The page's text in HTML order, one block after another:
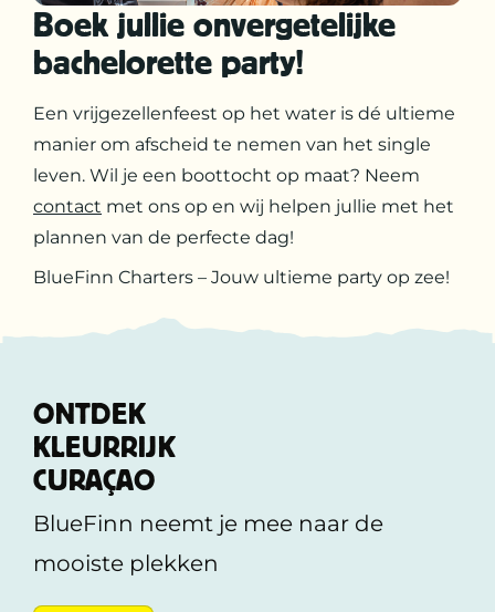
Boek jullie onvergetelijke
bachelorette party!
Een vrijgezellenfeest op het water is dé ultieme
manier om afscheid te nemen van het single
leven. Wil je een boottocht op maat? Neem
contact met ons op en wij helpen jullie met het
plannen van de perfecte dag!
BlueFinn Charters – Jouw ultieme party op zee!
ONTDEK
KLEURRIJK
CURAÇAO
BlueFinn neemt je mee naar de
mooiste plekken